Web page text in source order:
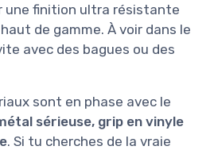
une finition ultra résistante
de gamme. À voir dans le
avec des bagues ou des
sont en phase avec le
sérieuse, grip en vinyle
. Si tu cherches de la vraie